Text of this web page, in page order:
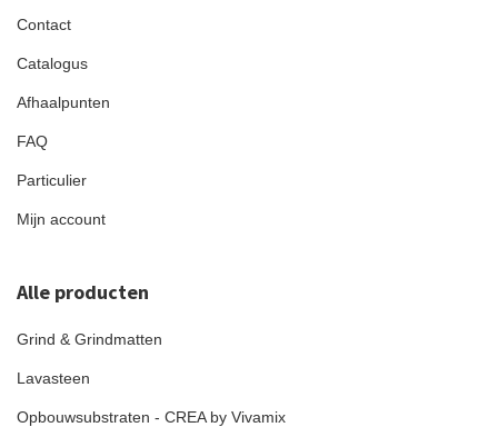
Contact
Catalogus
Afhaalpunten
FAQ
Particulier
Mijn account
Alle producten
Grind & Grindmatten
Lavasteen
Opbouwsubstraten - CREA by Vivamix